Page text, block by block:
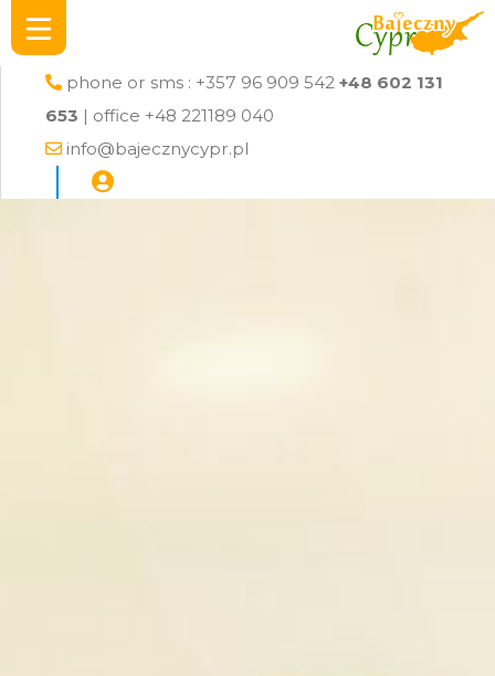
phone or sms : +357 96 909 542 +48 602 131
653 | office +48 221189 040
info@bajecznycypr.pl